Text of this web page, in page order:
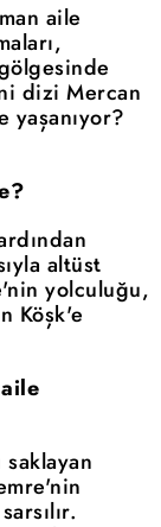
aile
dizi Mercan
yaşanıyor?
altüst
yolculuğu,
Köşk'e